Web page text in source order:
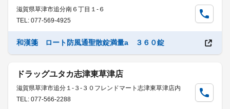
滋賀県草津市追分南６丁目１-６
TEL: 077-569-4925
和漢箋 ロート防風通聖散錠満量a ３６０錠
ドラッグユタカ志津東草津店
滋賀県草津市追分１-３-３０フレンドマート志津東草津店内
TEL: 077-566-2288